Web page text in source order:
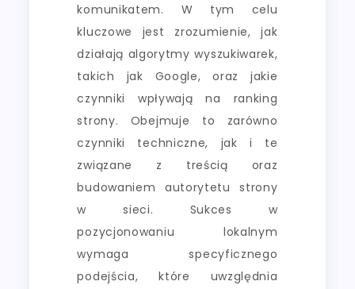
komunikatem. W tym celu
kluczowe jest zrozumienie, jak
działają algorytmy wyszukiwarek,
takich jak Google, oraz jakie
czynniki wpływają na ranking
strony. Obejmuje to zarówno
czynniki techniczne, jak i te
związane z treścią oraz
budowaniem autorytetu strony
w sieci. Sukces w
pozycjonowaniu lokalnym
wymaga specyficznego
podejścia, które uwzględnia